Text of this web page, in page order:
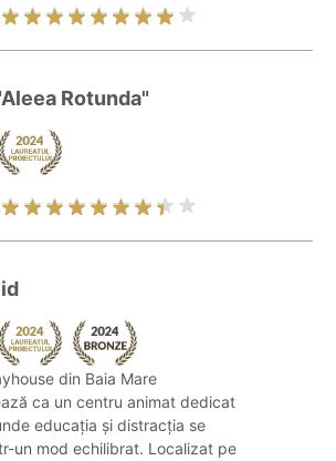
Rotunda"
din Baia Mare
ca un centru animat dedicat
educația și distracția se
un mod echilibrat. Localizat pe